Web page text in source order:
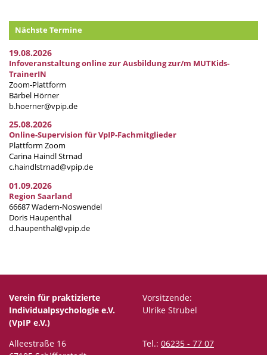
Nächste Termine
19.08.2026
Infoveranstaltung online zur Ausbildung zur/m MUTKids-
TrainerIN
Zoom-Plattform
Bärbel Hörner
b.hoerner@vpip.de
25.08.2026
Online-Supervision für VpIP-Fachmitglieder
Plattform Zoom
Carina Haindl Strnad
c.haindlstrnad@vpip.de
01.09.2026
Region Saarland
66687 Wadern-Noswendel
Doris Haupenthal
d.haupenthal@vpip.de
Verein für praktizierte
Individualpsychologie e.V.
(VpIP e.V.)
Vorsitzende:
Ulrike Strubel
Alleestraße 16
Tel.: 06235 - 77 07